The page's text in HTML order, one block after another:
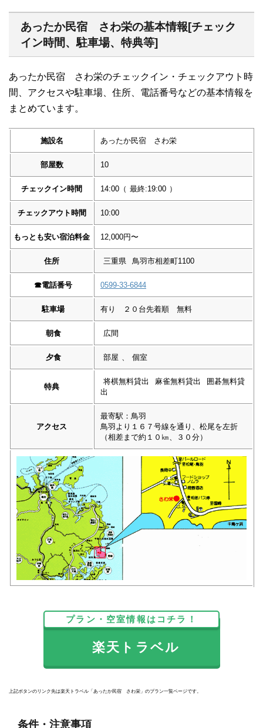
あったか民宿 さわ栄の基本情報[チェック
イン時間、駐車場、特典等]
あったか民宿 さわ栄のチェックイン・チェックアウト時
間、アクセスや駐車場、住所、電話番号などの基本情報を
まとめています。
施設名 あったか民宿 さわ栄
部屋数 10
チェックイン時間 14:00 （ 最終:19:00 ）
チェックアウト時間 10:00
もっとも安い宿泊料金 12,000円〜
住所 三重県 鳥羽市相差町1100
☎︎電話番号 0599-33-6844
駐車場 有り ２０台先着順 無料
朝食 広間
夕食 部屋 、 個室
特典
将棋無料貸出 麻雀無料貸出
囲碁無料貸
出
アクセス
最寄駅：鳥羽
鳥羽より１６７号線を通り、松尾を左折
（相差まで約１０㎞、３０分）
プラン・空室情報はコチラ！
楽天トラベル
上記ボタンのリンク先は楽天トラベル「あったか民宿 さわ栄」のプラン一覧ページです。
条件・注意事項